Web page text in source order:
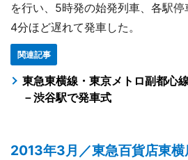
を行い、5時発の始発列車、各駅
4分ほど遅れて発車した。
関連記事
東急東横線・東京メトロ副都心
－渋谷駅で発車式
2013年3月／東急百貨店東横